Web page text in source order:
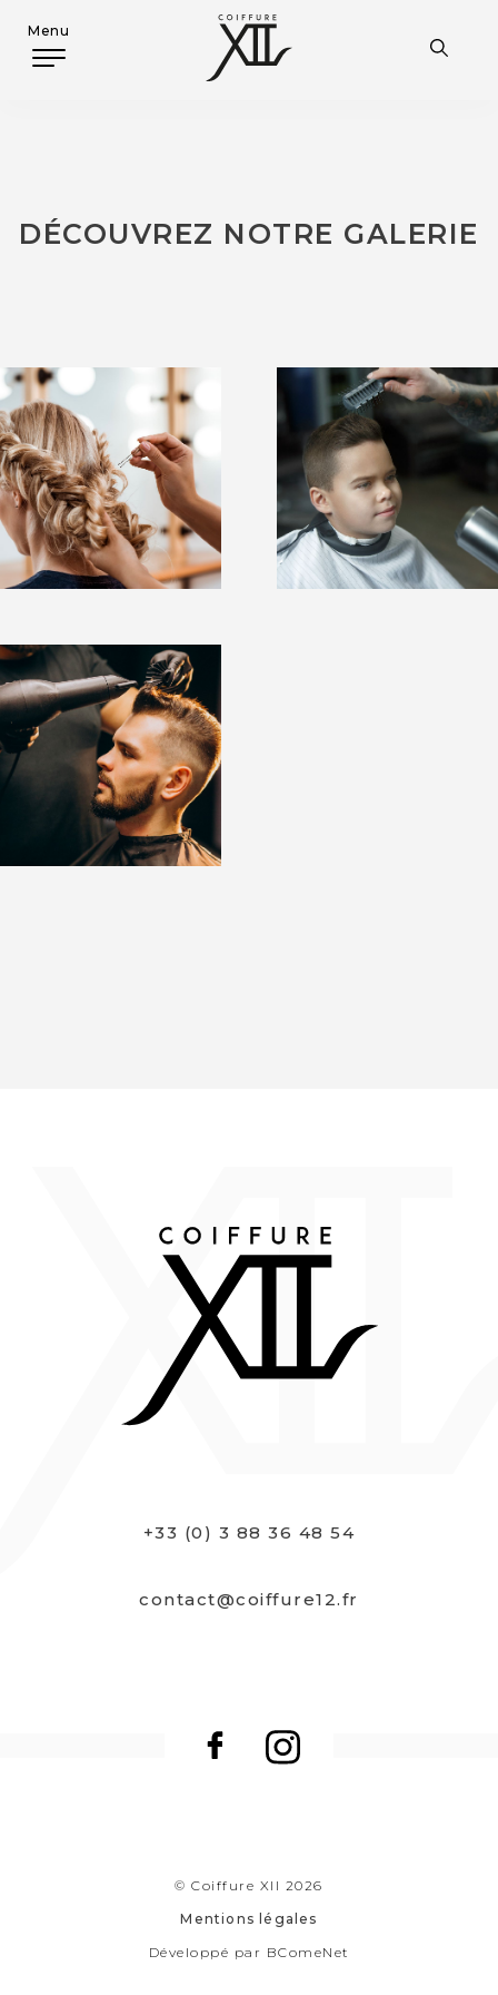
Menu
DÉCOUVREZ NOTRE GALERIE
+33 (0) 3 88 36 48 54
contact@coiffure12.fr
© Coiffure XII 2026
Mentions légales
Développé par BComeNet